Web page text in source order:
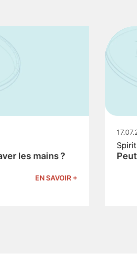
les mains ?
EN SAVOIR +